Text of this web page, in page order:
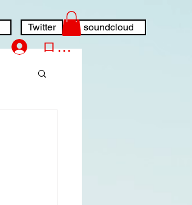
Twitter soundcloud
ログイン